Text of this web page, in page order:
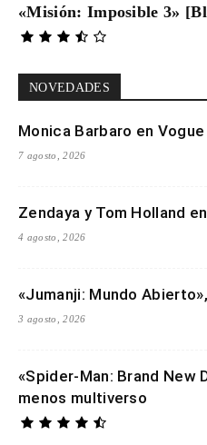
«Misión: Imposible 3»
NOVEDADES
Monica Barbaro en Vogue
7 agosto, 2026
Zendaya y Tom Holland
4 agosto, 2026
«Jumanji: Mundo
3 agosto, 2026
«Spider-Man: Brand New
menos multiverso